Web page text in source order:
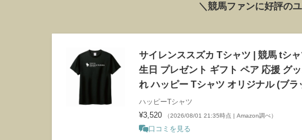
＼競馬ファンに好評の
サイレンススズカ Tシャツ | 競馬 tシ
生日 プレゼント ギフト ペア 応援 グ
れ ハッピー Tシャツ オリジナル (ブラ
ハッピーTシャツ
¥3,520 （2026/08/01 21:35時点 | Amazon調べ）
口コミを見る